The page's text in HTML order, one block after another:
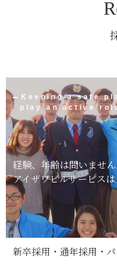
新卒採用・通年採用・
Keeping a safe
play an active
経験、年齢は問いません
アイザワビルサービス